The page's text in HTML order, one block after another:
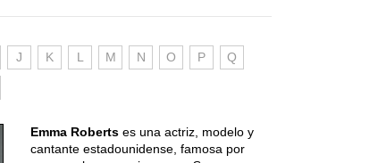
J K L M N O P Q
Emma Roberts es una actriz, modelo y
cantante estadounidense, famosa por